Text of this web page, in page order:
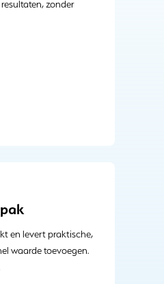
zonder
en levert praktische,
waarde toevoegen.